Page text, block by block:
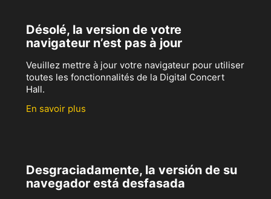
Désolé, la version de votre
navigateur n’est pas à jour
Veuillez mettre à jour votre navigateur pour utiliser
toutes les fonctionnalités de la Digital Concert
Hall.
En savoir plus
Desgraciadamente, la versión de su
navegador está desfasada